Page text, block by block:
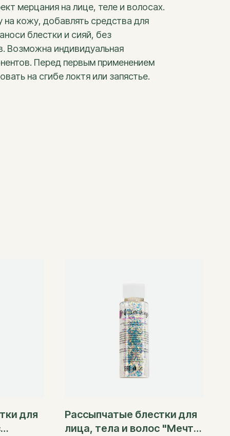
мерцания на лице, теле и волосах.
на кожу, добавлять средства для
блестки и сияй, без
Возможна индивидуальная
Перед первым применением
на сгибе локтя или запястье.
для
Рассыпчатые блестки для
лица, тела и волос "Мечты